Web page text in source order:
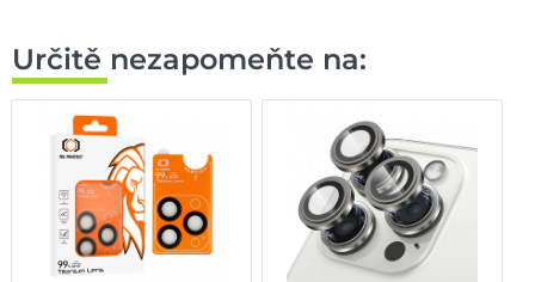
Určitě nezapomeňte na: